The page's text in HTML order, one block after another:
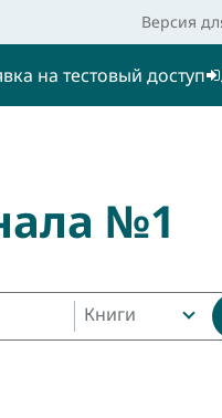
Версия
на тестовый доступ
№1
Книги